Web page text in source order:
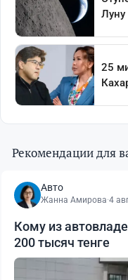
Рекомендации для
Авто
Жанна Амирова·4
Кому из
200 тысяч тенге